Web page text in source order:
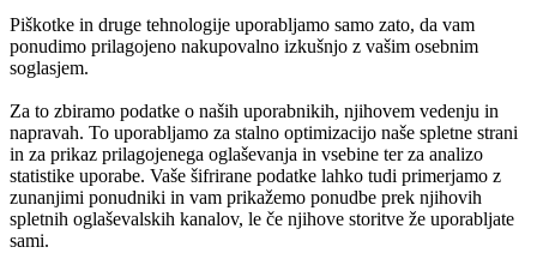
Piškotke in druge tehnologije uporabljamo samo zato, da vam
ponudimo prilagojeno nakupovalno izkušnjo z vašim osebnim
soglasjem.
Za to zbiramo podatke o naših uporabnikih, njihovem vedenju in
napravah. To uporabljamo za stalno optimizacijo naše spletne strani
in za prikaz prilagojenega oglaševanja in vsebine ter za analizo
statistike uporabe. Vaše šifrirane podatke lahko tudi primerjamo z
zunanjimi ponudniki in vam prikažemo ponudbe prek njihovih
spletnih oglaševalskih kanalov, le če njihove storitve že uporabljate
sami.